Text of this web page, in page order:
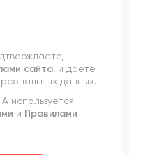
сайта, и даете
данных.
используется
и Правилами